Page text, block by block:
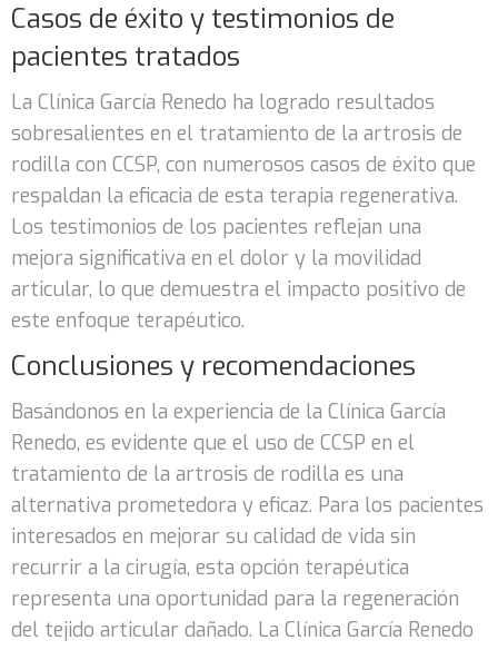
Casos de éxito y testimonios de
pacientes tratados
La Clínica García Renedo ha logrado resultados
sobresalientes en el tratamiento de la artrosis de
rodilla con CCSP, con numerosos casos de éxito que
respaldan la eficacia de esta terapia regenerativa.
Los testimonios de los pacientes reflejan una
mejora significativa en el dolor y la movilidad
articular, lo que demuestra el impacto positivo de
este enfoque terapéutico.
Conclusiones y recomendaciones
Basándonos en la experiencia de la Clínica García
Renedo, es evidente que el uso de CCSP en el
tratamiento de la artrosis de rodilla es una
alternativa prometedora y eficaz. Para los pacientes
interesados en mejorar su calidad de vida sin
recurrir a la cirugía, esta opción terapéutica
representa una oportunidad para la regeneración
del tejido articular dañado. La Clínica García Renedo